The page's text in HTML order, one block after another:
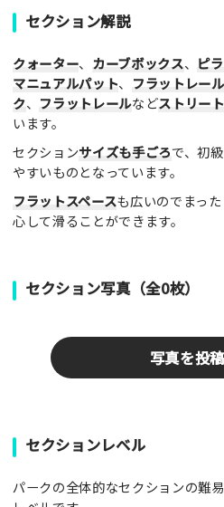
セクション解説
クォーター、 カーブボックス、 ピ
マニュアルパット、 フラットレール
ク、 フラットレールなどストリー
います。
セクションサイズも手ごろで、初
やすいものとなっています。
フラットスペースも広いのでまっ
心して滑ることができます。
セクション写真（全0枚）
写真を投
パークやスポットの写真をぜひお
がみんなの参考となります！
写真
セクションレベル
パークの全体的なセクションの難